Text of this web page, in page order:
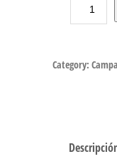
Category: